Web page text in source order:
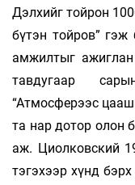
Дэлхийг тойрон
бүтэн тойров”
амжилтыг
тавдугаар
“Атмосферээс
та нар дотор олон
аж. Циолковский
тэгэхээр хүнд